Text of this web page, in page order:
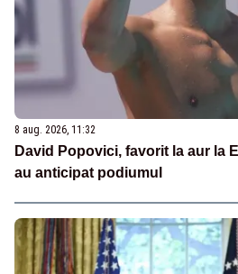
8 aug. 2026, 11:32
David Popovici, favorit la aur la
au anticipat podiumul